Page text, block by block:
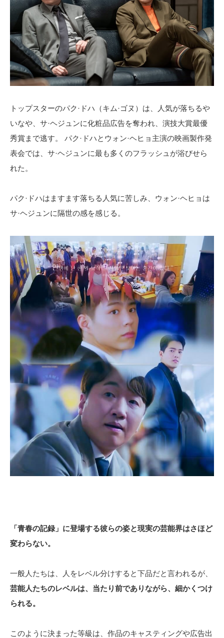
トップスターのパク·ドハ（キム·ゴヌ）は、人気が落ちるや
いなや、サ·ヘジュンに化粧品広告を奪われ、演技大賞最優
秀賞まで逃す。 パク·ドハとウォン·ヘヒョ主演の映画製作発
表会では、サ·ヘジュンに最も多くのフラッシュが浴びせら
れた。
パク·ドハはますます落ちる人気に苦しみ、ウォン·ヘヒョは
サ·ヘジュンに隔世の感を感じる。
「青春の記録」に登場する彼らの姿と現実の芸能界はさほど
変わらない。
一般人たちは、人をレベル分けすると下品だと言われるが、
芸能人たちのレベルは、当たり前でありながら、細かくつけ
られる。
このように決まった等級は、作品のキャスティングや広告出